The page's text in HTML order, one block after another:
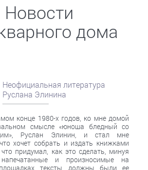
Новости
дома
Неофициальная литература
Руслана Элинина
конце 1980-х годов, ко мне домой
смысле «юноша бледный со
Руслан Элинин, и стал мне
хочет собрать и издать книжками
придумал, как это сделать, минуя
и произносимые на
тексты должны были ее